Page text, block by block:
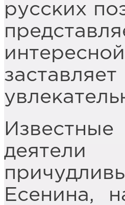
русских
Есенина,